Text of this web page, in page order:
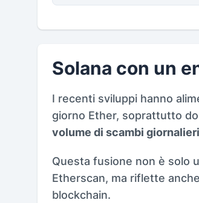
Solana con un
I recenti sviluppi hanno
giorno Ether, soprattutto
volume di scambi
Questa fusione non è solo
Etherscan, ma riflette
blockchain.